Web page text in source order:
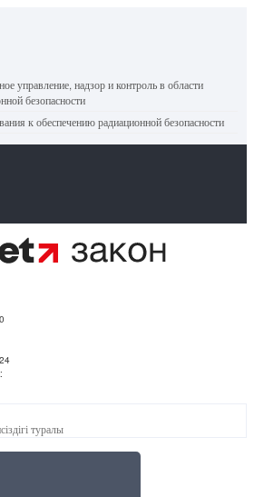
управление, надзор и контроль в области
безопасности
к обеспечению радиационной безопасности
туралы